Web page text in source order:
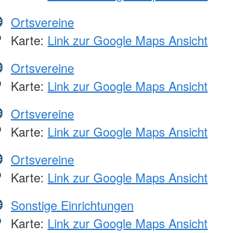
Ortsvereine
Karte: Link zur Google Maps Ansicht
Ortsvereine
Karte: Link zur Google Maps Ansicht
Ortsvereine
Karte: Link zur Google Maps Ansicht
Ortsvereine
Karte: Link zur Google Maps Ansicht
Sonstige Einrichtungen
Karte: Link zur Google Maps Ansicht